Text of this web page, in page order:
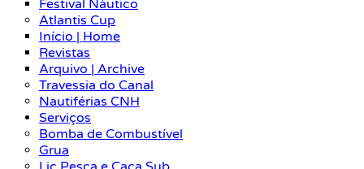
Festival Náutico
Atlantis Cup
Início | Home
Revistas
Arquivo | Archive
Travessia do Canal
Nautiférias CNH
Serviços
Bomba de Combustível
Grua